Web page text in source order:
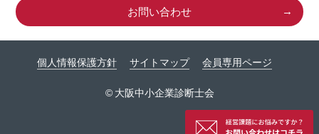
お問い合わせ
個人情報保護方針 サイトマップ 会員専用ページ
© 大阪中小企業診断士会